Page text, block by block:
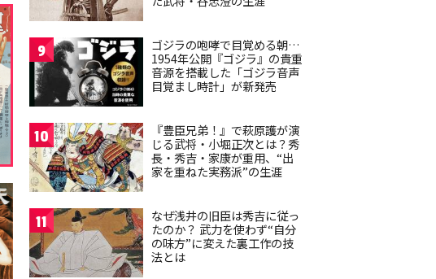
9
ゴジラの咆哮で目覚める朝…
1954年公開『ゴジラ』の貴重
音源を搭載した「ゴジラ音声
目覚まし時計」が新発売
10
『豊臣兄弟！』で萩原護が演
じる武将・小堀正次とは？秀
長・秀吉・家康が重用、“出
家を重ねた実務派”の生涯
11
なぜ浅井の旧臣は秀吉に従っ
たのか？ 武力を使わず“自分
の味方”に変えた裏工作の技
法とは